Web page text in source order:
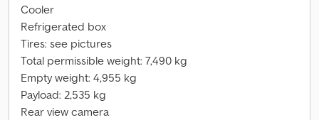
Cooler
Refrigerated box
Tires: see pictures
Total permissible weight: 7,490 kg
Empty weight: 4,955 kg
Payload: 2,535 kg
Rear view camera